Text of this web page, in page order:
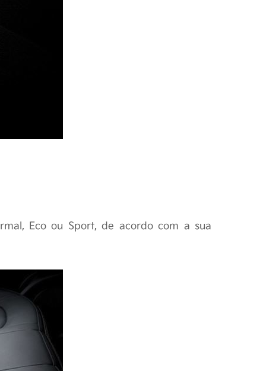
Eco ou Sport, de acordo com a sua